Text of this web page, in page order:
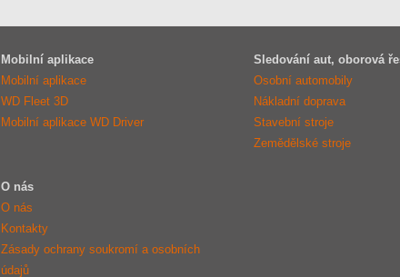
Mobilní aplikace
Mobilní aplikace
WD Fleet 3D
Mobilní aplikace WD Driver
Sledování aut, oborová
Osobní automobily
Nákladní doprava
Stavební stroje
Zemědělské stroje
O nás
O nás
Kontakty
Zásady ochrany soukromí a osobních
údajů